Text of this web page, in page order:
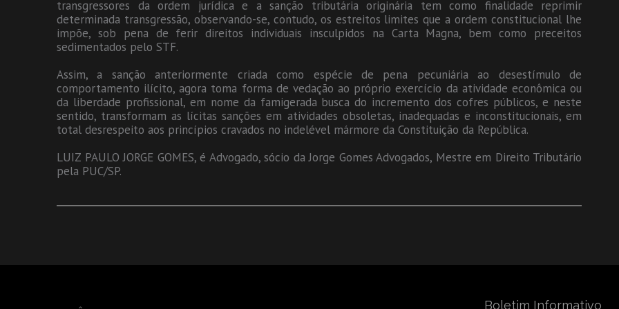
transgressores da ordem jurídica e a sanção tributária originária tem como finalidade reprimir
determinada transgressão, observando-se, contudo, os estreitos limites que a ordem constitucional lhe
impõe, sob pena de ferir direitos individuais insculpidos na Carta Magna, bem como preceitos
sedimentados pelo STF.
Assim, a sanção anteriormente criada como espécie de pena pecuniária ao desestímulo de
comportamento ilícito, agora toma forma de vedação ao próprio exercício da atividade econômica ou
da liberdade profissional, em nome da famigerada busca do incremento dos cofres públicos, e neste
sentido, transformam as lícitas sanções em atividades obsoletas, inadequadas e inconstitucionais, em
total desrespeito aos princípios cravados no indelével mármore da Constituição da República.
LUIZ PAULO JORGE GOMES, é Advogado, sócio da Jorge Gomes Advogados, Mestre em Direito Tributário
pela PUC/SP.
Boletim Informativo